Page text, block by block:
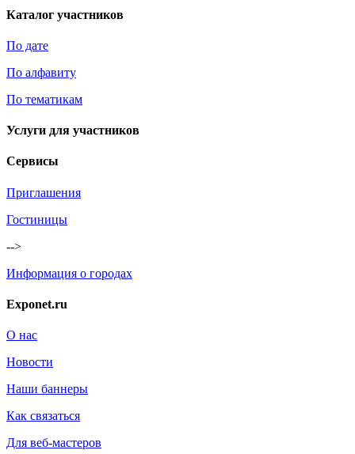
Каталог участников
По дате
По алфавиту
По тематикам
Услуги для участников
Сервисы
Приглашения
Гостиницы
-->
Информация о городах
Exponet.ru
О нас
Новости
Наши баннеры
Как связаться
Для веб-мастеров